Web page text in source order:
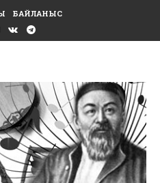
БАЙЛАНЫС